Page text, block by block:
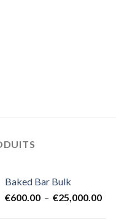
Baked Bar Bulk
€600.00 – €25,000.00